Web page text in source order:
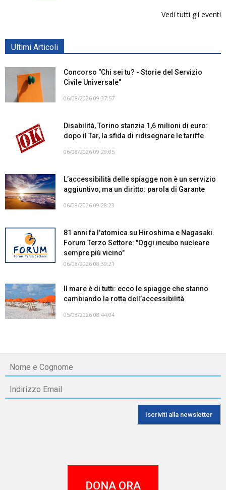
Vedi tutti gli eventi
Ultimi Articoli
Concorso "Chi sei tu? - Storie del Servizio
Civile Universale"
06/08/2026 09:37:57
Disabilità, Torino stanzia 1,6 milioni di euro:
dopo il Tar, la sfida di ridisegnare le tariffe
06/08/2026 09:29:05
L’accessibilità delle spiagge non è un servizio
aggiuntivo, ma un diritto: parola di Garante
06/08/2026 09:28:23
81 anni fa l'atomica su Hiroshima e Nagasaki.
Forum Terzo Settore: "Oggi incubo nucleare
sempre più vicino"
06/08/2026 08:39:21
Il mare è di tutti: ecco le spiagge che stanno
cambiando la rotta dell’accessibilità
05/08/2026 08:44:04
DONA ORA